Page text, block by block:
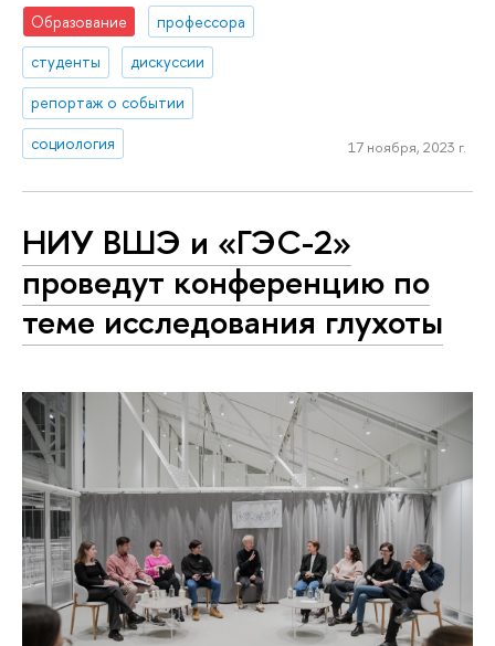
Образование
профессора
студенты
дискуссии
репортаж о событии
социология
17 ноября, 2023 г.
НИУ ВШЭ и «ГЭС-2»
проведут конференцию по
теме исследования глухоты